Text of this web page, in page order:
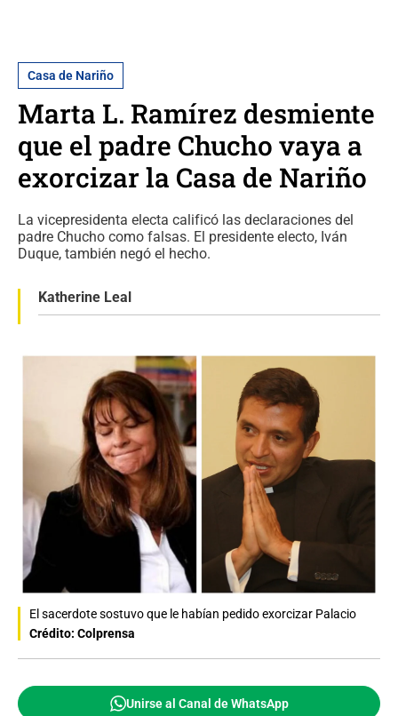
Casa de Nariño
Marta L. Ramírez desmiente
que el padre Chucho vaya a
exorcizar la Casa de Nariño
La vicepresidenta electa calificó las declaraciones del
padre Chucho como falsas. El presidente electo, Iván
Duque, también negó el hecho.
Katherine Leal
El sacerdote sostuvo que le habían pedido exorcizar Palacio
Crédito: Colprensa
Unirse al Canal de WhatsApp